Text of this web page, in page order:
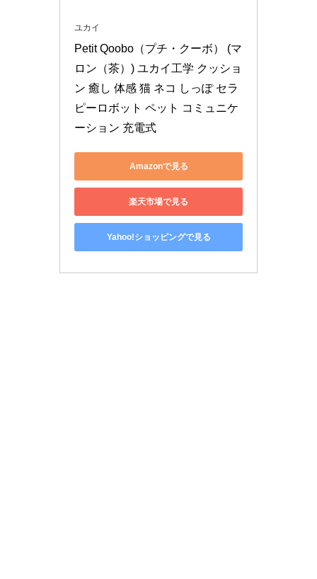
ユカイ
Petit Qoobo（プチ・クーボ） (マ
ロン（茶）) ユカイ工学 クッショ
ン 癒し 体感 猫 ネコ しっぽ セラ
ピーロボット ペット コミュニケ
ーション 充電式
Amazonで見る
楽天市場で見る
Yahoo!ショッピングで見る